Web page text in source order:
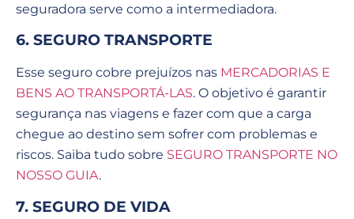
seguradora serve como a intermediadora.
6. SEGURO TRANSPORTE
Esse seguro cobre prejuízos nas MERCADORIAS E
BENS AO TRANSPORTÁ-LAS. O objetivo é garantir
segurança nas viagens e fazer com que a carga
chegue ao destino sem sofrer com problemas e
riscos. Saiba tudo sobre SEGURO TRANSPORTE NO
NOSSO GUIA.
7. SEGURO DE VIDA